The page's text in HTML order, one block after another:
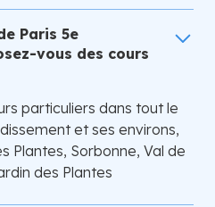
Paris 5e
vous des cours
particuliers dans tout le
et ses environs,
Plantes, Sorbonne, Val de
des Plantes